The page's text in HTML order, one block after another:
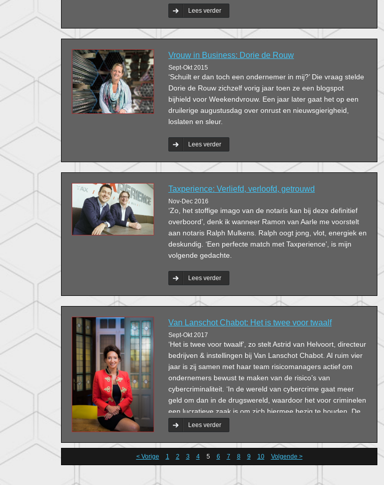
Lees verder
Vrouw in Business: Dorie de Rouw
Sept-Okt 2015
‘Schuilt er dan toch een ondernemer in mij?’ Die vraag stelde
Dorie de Rouw zichzelf vorig jaar toen ze een blogspot
bijhield voor Weekendvrouw. Een jaar later gaat het op een
druilerige augustusdag over onrust en nieuwsgierigheid,
loslaten en sleur.
Lees verder
Taxperience: Verliefd, verloofd, getrouwd
Nov-Dec 2016
‘Zo, het stoffige imago van de notaris kan bij deze definitief
overboord’, denk ik wanneer Ramon van Aarle me voorstelt
aan notaris Ralph Mulkens. Ralph oogt jong, vlot, energiek en
deskundig. ‘Een perfecte match met Taxperience’, is mijn
volgende gedachte.
Lees verder
Van Lanschot Chabot: Het is twee voor twaalf
Sept-Okt 2017
‘Het is twee voor twaalf’, zo stelt Astrid van Helvoort, directeur
bedrijven & instellingen bij Van Lanschot Chabot. Al ruim vier
jaar is zij samen met haar team risicomanagers actief om
ondernemers bewust te maken van de risico’s van
cybercriminaliteit. ‘In de wereld van cybercrime gaat meer
geld om dan in de drugswereld, waardoor het voor criminelen
een lucratieve zaak is om zich hiermee bezig te houden. De
vraag is dan ook niet of je wordt aangevallen als ondernemer,
de vraag is wanneer.’
Lees verder
< Vorige 1 2 3 4 5 6 7 8 9 10 Volgende >